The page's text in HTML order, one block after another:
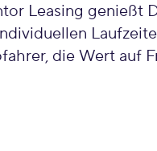
Leasing genießt
die Wert auf